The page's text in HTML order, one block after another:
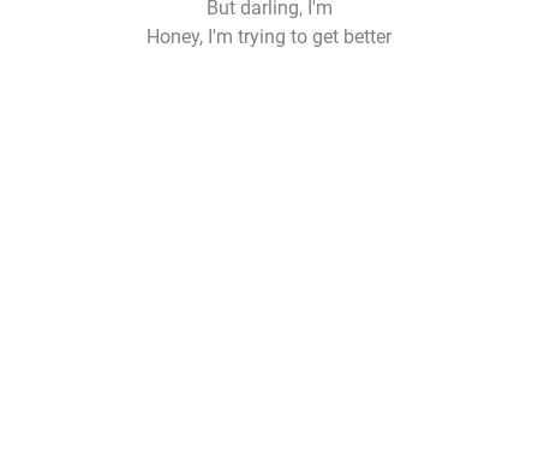
But darling, I'm
Honey, I'm trying to get better